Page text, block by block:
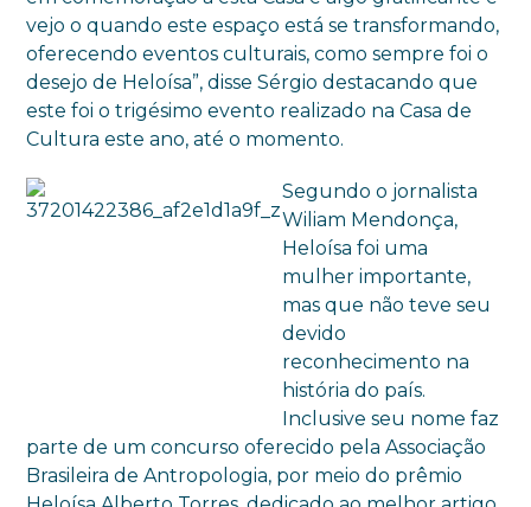
vejo o quando este espaço está se transformando,
oferecendo eventos culturais, como sempre foi o
desejo de Heloísa”, disse Sérgio destacando que
este foi o trigésimo evento realizado na Casa de
Cultura este ano, até o momento.
Segundo o jornalista
Wiliam Mendonça,
Heloísa foi uma
mulher importante,
mas que não teve seu
devido
reconhecimento na
história do país.
Inclusive seu nome faz
parte de um concurso oferecido pela Associação
Brasileira de Antropologia, por meio do prêmio